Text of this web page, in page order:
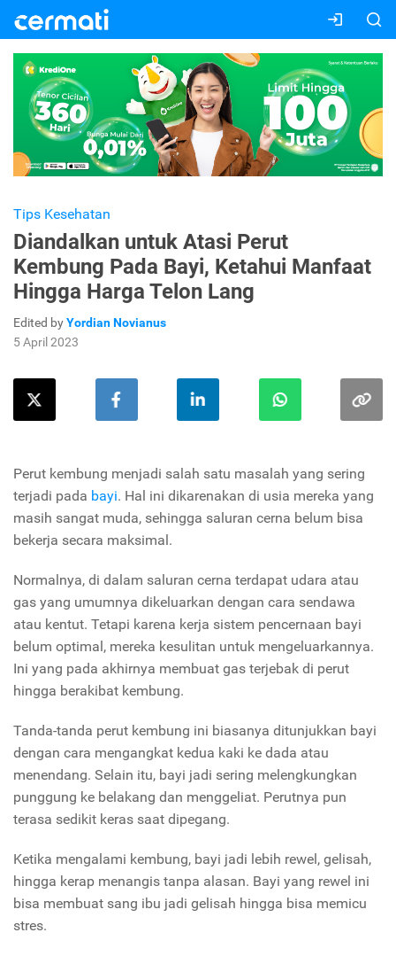
Tips Kesehatan
Diandalkan untuk Atasi Perut
Kembung Pada Bayi, Ketahui Manfaat
Hingga Harga Telon Lang
Edited byYordian Novianus
5 April 2023
Perut kembung menjadi salah satu masalah yang sering
terjadi pada bayi. Hal ini dikarenakan di usia mereka yang
masih sangat muda, sehingga saluran cerna belum bisa
bekerja secara maksimal.
Normalnya, di dalam saluran cerna terdapat udara atau
gas yang umumnya dikeluarkan dengan cara sendawa
atau kentut. Tetapi karena kerja sistem pencernaan bayi
belum optimal, mereka kesulitan untuk mengeluarkannya.
Ini yang pada akhirnya membuat gas terjebak di perut
hingga berakibat kembung.
Tanda-tanda perut kembung ini biasanya ditunjukkan bayi
dengan cara mengangkat kedua kaki ke dada atau
menendang. Selain itu, bayi jadi sering melengkungkan
punggung ke belakang dan menggeliat. Perutnya pun
terasa sedikit keras saat dipegang.
Ketika mengalami kembung, bayi jadi lebih rewel, gelisah,
hingga kerap menangis tanpa alasan. Bayi yang rewel ini
bisa membuat sang ibu jadi gelisah hingga bisa memicu
stres.